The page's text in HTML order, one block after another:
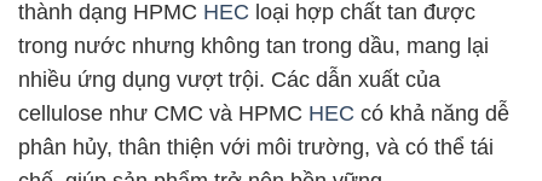
thành dạng HPMC HEC loại hợp chất tan được
trong nước nhưng không tan trong dầu, mang lại
nhiều ứng dụng vượt trội. Các dẫn xuất của
cellulose như CMC và HPMC HEC có khả năng dễ
phân hủy, thân thiện với môi trường, và có thể tái